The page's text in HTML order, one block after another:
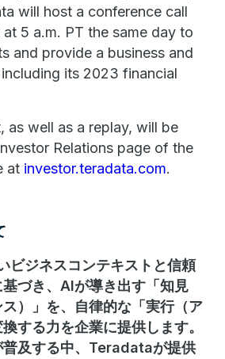
will host a conference call
5 a.m. PT the same day to
and provide a business and
its 2023 financial
as well as a replay, will be
Relations page of the
at investor.teradata.com.
ビジネスコンテキストと信頼
づき、AIが導き出す「知見
ス）」を、自律的な「実行（ア
する力を企業に提供します。
及する中、Teradataが提供